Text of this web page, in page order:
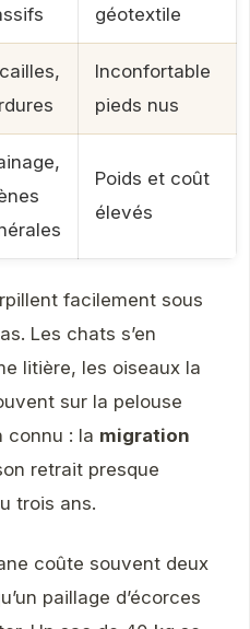
géotextile
Inconfortable
pieds nus
Poids et coût
élevés
facilement sous
Les chats s’en
litière, les oiseaux la
sur la pelouse
connu : la migration
retrait presque
trois ans.
coûte souvent deux
paillage d’écorces